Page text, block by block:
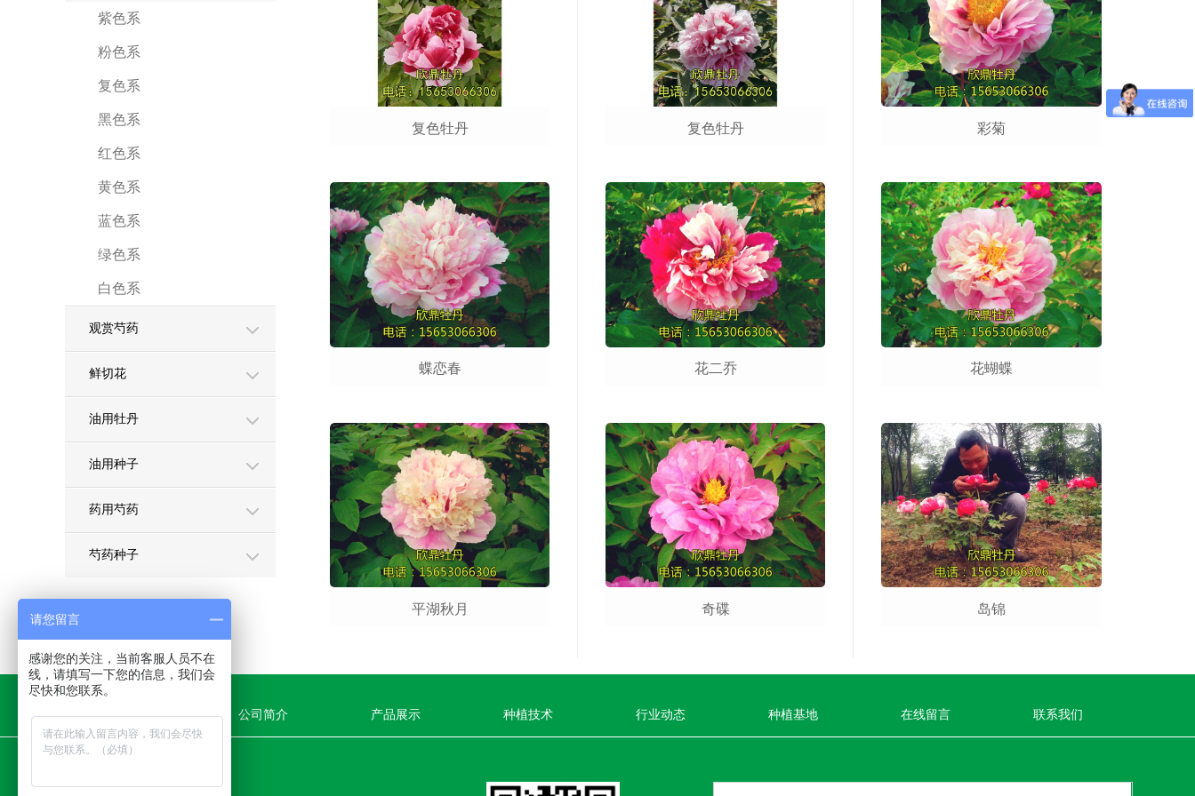
紫色系
粉色系
复色系
黑色系
红色系
黄色系
蓝色系
绿色系
白色系
观赏芍药
鲜切花
油用牡丹
油用种子
药用芍药
芍药种子
复色牡丹
蝶恋春
平湖秋月
复色牡丹
花二乔
奇碟
彩菊
花蝴蝶
岛锦
网站首页 公司简介 产品展示 种植技术 行业动态 种植基地 在线留言 联系我们
请您留言
感谢您的关注，当前客服人员不在
线，请填写一下您的信息，我们会
尽快和您联系。